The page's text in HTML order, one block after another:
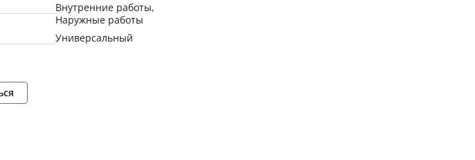
Внутренние работы,
Наружные работы
Универсальный